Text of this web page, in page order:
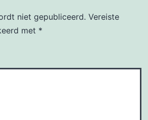
niet gepubliceerd. Vereiste
met *